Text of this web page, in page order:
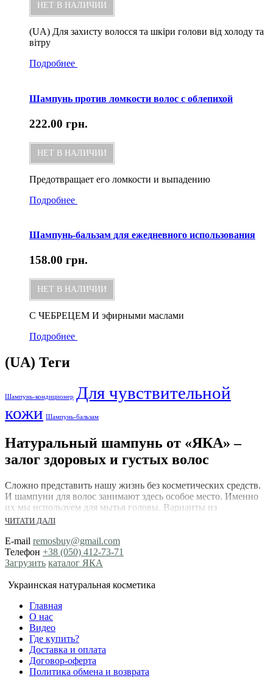
НЕТ В НАЛИЧИИ
(UA) Для захисту волосся та шкіри голови від холоду та
вітру
Подробнее
Шампунь против ломкости волос с облепихой
222.00 грн.
НЕТ В НАЛИЧИИ
Предотвращает его ломкости и выпадению
Подробнее
Шампунь-бальзам для ежедневного использования
158.00 грн.
НЕТ В НАЛИЧИИ
С ЧЕБРЕЦЕМ И эфирными маслами
Подробнее
(UA) Теги
Шампунь-кондиционер
Для чувствительной
кожи Шампунь-бальзам
Натуральный шампунь от «ЯКА» –
залог здоровых и густых волос
Сложно представить нашу жизнь без косметических средств.
И шампуни для волос занимают здесь особое место. Именно
их мы используем для мытья головы. Варианты из
органических ингредиентов сейчас на пике популярности.
натуральный шампунь, цена и качество вас приятно удивят в
нашем интернет-магазине «Яка».
Важен состав натурального шампуня
для волос
Сейчас немало косметических средств, в том числе и
шампуней, изготавливается из натуральных ингредиентов. С
каждым днем они становятся все популярнее. Ведь здесь есть
различные серии из разные составляющих: • Шампунь для
окрашенных волос • Шампунь против перхоти, купить
который лучше для жирной кожи головы •Шампунь для
ЧИТАТИ ДАЛІ
E-mail remosbuy@gmail.com
Телефон +38 (050) 412-73-71
Загрузить каталог ЯКА
Украинская натуральная косметика
Главная
О нас
Видео
Где купить?
Доставка и оплата
Договор-оферта
Политика обмена и возврата